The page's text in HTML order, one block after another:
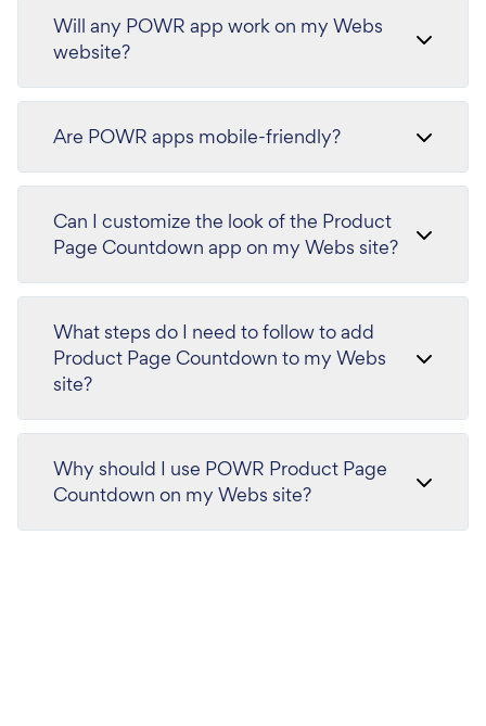
Will any POWR app work on my Webs
website?
Are POWR apps mobile-friendly?
Can I customize the look of the Product
Page Countdown app on my Webs site?
What steps do I need to follow to add
Product Page Countdown to my Webs
site?
Why should I use POWR Product Page
Countdown on my Webs site?